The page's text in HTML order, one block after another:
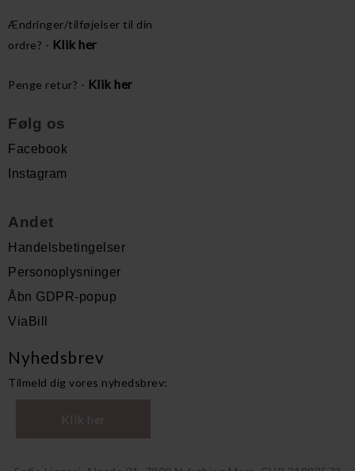
Ændringer/tilføjelser til din
ordre? - Klik her
Penge retur? - Klik her
Følg os
Facebook
Instagram
Andet
Handelsbetingelser
Personoplysninger
Åbn GDPR-popup
ViaBill
Nyhedsbrev
Tilmeld dig vores nyhedsbrev:
Klik her